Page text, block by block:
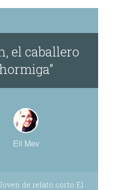
el caballero
hormiga”
Eli Mev
de relato corto El